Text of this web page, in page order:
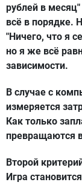
рублей в
всё в порядке.
"Ничего, что я
но я же всё
зависимости.
В случае с
измеряется
Как только
превращаются
Второй
Игра